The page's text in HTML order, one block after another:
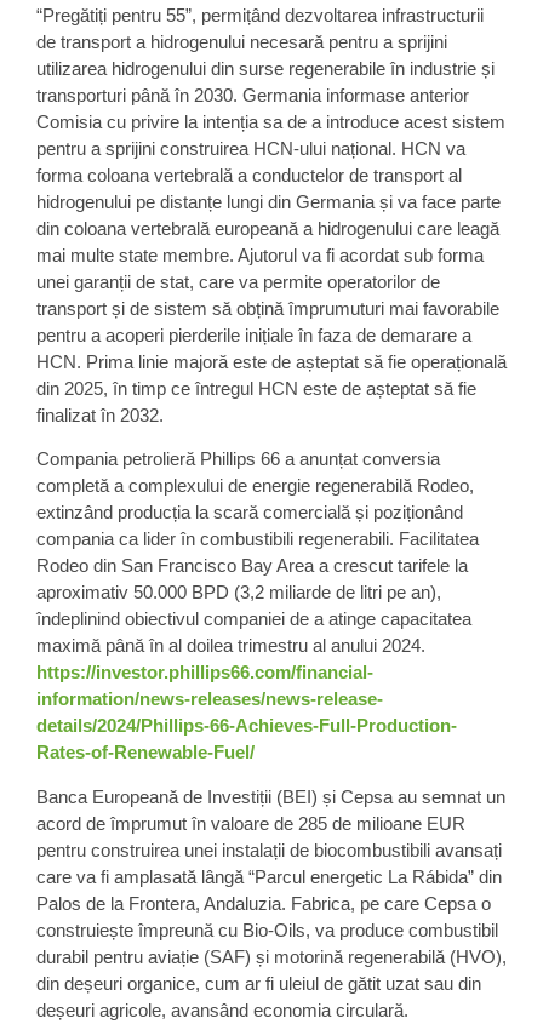
“Pregătiți pentru 55”, permițând dezvoltarea infrastructurii
de transport a hidrogenului necesară pentru a sprijini
utilizarea hidrogenului din surse regenerabile în industrie și
transporturi până în 2030. Germania informase anterior
Comisia cu privire la intenția sa de a introduce acest sistem
pentru a sprijini construirea HCN-ului național. HCN va
forma coloana vertebrală a conductelor de transport al
hidrogenului pe distanțe lungi din Germania și va face parte
din coloana vertebrală europeană a hidrogenului care leagă
mai multe state membre. Ajutorul va fi acordat sub forma
unei garanții de stat, care va permite operatorilor de
transport și de sistem să obțină împrumuturi mai favorabile
pentru a acoperi pierderile inițiale în faza de demarare a
HCN. Prima linie majoră este de așteptat să fie operațională
din 2025, în timp ce întregul HCN este de așteptat să fie
finalizat în 2032.
Compania petrolieră Phillips 66 a anunțat conversia
completă a complexului de energie regenerabilă Rodeo,
extinzând producția la scară comercială și poziționând
compania ca lider în combustibili regenerabili. Facilitatea
Rodeo din San Francisco Bay Area a crescut tarifele la
aproximativ 50.000 BPD (3,2 miliarde de litri pe an),
îndeplinind obiectivul companiei de a atinge capacitatea
maximă până în al doilea trimestru al anului 2024.
https://investor.phillips66.com/financial-
information/news-releases/news-release-
details/2024/Phillips-66-Achieves-Full-Production-
Rates-of-Renewable-Fuel/
Banca Europeană de Investiții (BEI) și Cepsa au semnat un
acord de împrumut în valoare de 285 de milioane EUR
pentru construirea unei instalații de biocombustibili avansați
care va fi amplasată lângă “Parcul energetic La Rábida” din
Palos de la Frontera, Andaluzia. Fabrica, pe care Cepsa o
construiește împreună cu Bio-Oils, va produce combustibil
durabil pentru aviație (SAF) și motorină regenerabilă (HVO),
din deșeuri organice, cum ar fi uleiul de gătit uzat sau din
deșeuri agricole, avansând economia circulară.